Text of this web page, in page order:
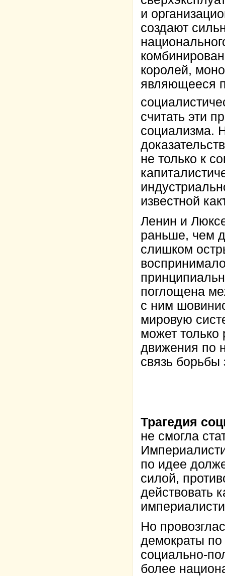
и
создают
королей,
являющееся
считать эти
социализма.
не только к
известной как
Ленин и
раньше, чем
слишком
поглощена
с ним
мировую
может только
движения по
связь
Трагедия
не смогла
по идее
силой,
действовать
Но
демократы
социально-
более